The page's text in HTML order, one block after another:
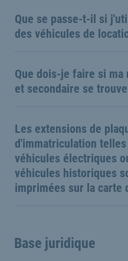
Que se passe-t-il si
des véhicules de
Que dois-je faire si
et secondaire se
Les extensions de
d'immatriculation
véhicules électriques
véhicules historiques
imprimées sur la carte
Base juridique